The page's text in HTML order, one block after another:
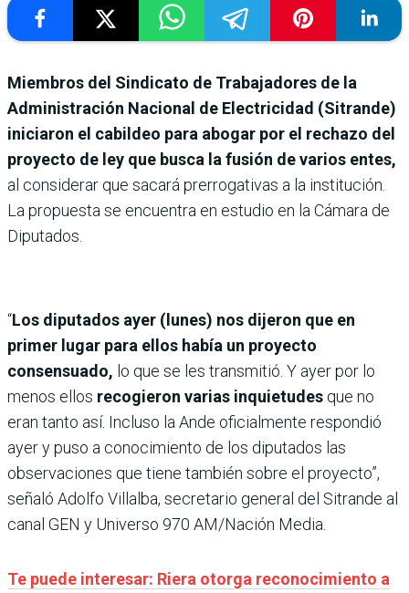
Miembros del Sindicato de Trabajadores de la
Administración Nacional de Electricidad (Sitrande)
iniciaron el cabildeo para abogar por el rechazo del
proyecto de ley que busca la fusión de varios entes,
al considerar que sacará prerrogativas a la institución.
La propuesta se encuentra en estudio en la Cámara de
Diputados.
“Los diputados ayer (lunes) nos dijeron que en
primer lugar para ellos había un proyecto
consensuado, lo que se les transmitió. Y ayer por lo
menos ellos recogieron varias inquietudes que no
eran tanto así. Incluso la Ande oficialmente respondió
ayer y puso a conocimiento de los diputados las
observaciones que tiene también sobre el proyecto”,
señaló Adolfo Villalba, secretario general del Sitrande al
canal GEN y Universo 970 AM/Nación Media.
Te puede interesar: Riera otorga reconocimiento a